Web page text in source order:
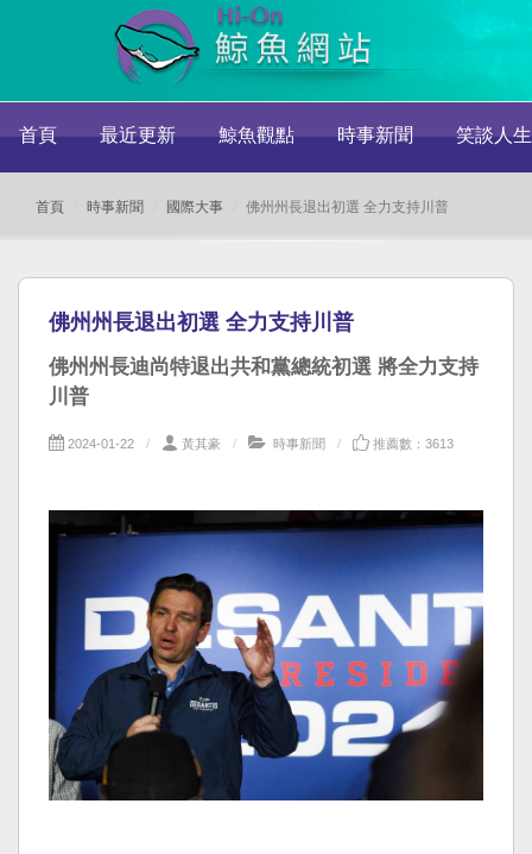
首頁 最近更新 鯨魚觀點 時事新聞 笑談人生
首頁 時事新聞 國際大事 佛州州長退出初選 全力支持川普
佛州州長退出初選 全力支持川普
佛州州長迪尚特退出共和黨總統初選 將全力支持
川普
2024-01-22 黃其豪 時事新聞 推薦數：3613